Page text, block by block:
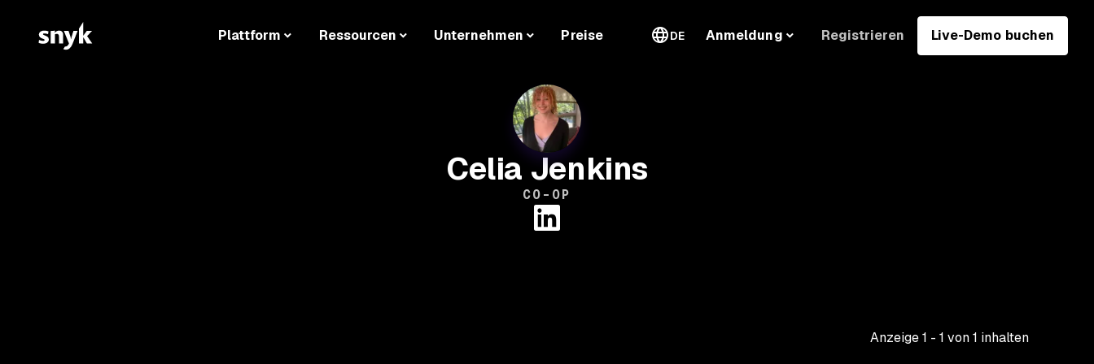
Plattform Ressourcen Unternehmen Preise DE Anmeldung Registrieren Live-Demo buchen
Celia Jenkins
CO-OP
Anzeige1 - 1 von1 inhalten